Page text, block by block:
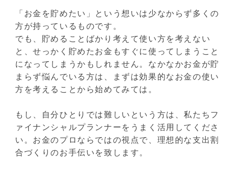
「お金を貯めたい」という想いは少なからず多くの
方が持っているものです。
でも、貯めることばかり考えて使い方を考えない
と、せっかく貯めたお金もすぐに使ってしまうこと
になってしまうかもしれません。なかなかお金が貯
まらず悩んでいる方は、まずは効果的なお金の使い
方を考えることから始めてみては。
もし、自分ひとりでは難しいという方は、私たちフ
ァイナンシャルプランナーをうまく活用してくださ
い。お金のプロならではの視点で、理想的な支出割
合づくりのお手伝いを致します。